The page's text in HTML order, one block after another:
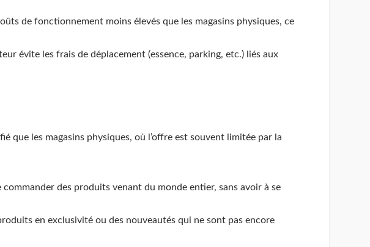
de fonctionnement moins élevés que les magasins physiques, ce
évite les frais de déplacement (essence, parking, etc.) liés aux
que les magasins physiques, où l’offre est souvent limitée par la
des produits venant du monde entier, sans avoir à se
en exclusivité ou des nouveautés qui ne sont pas encore